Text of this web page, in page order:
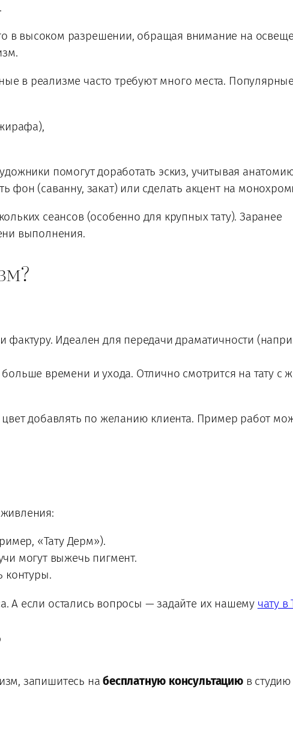
в высоком разрешении, обращая внимание на
в реализме часто требуют много места.
помогут доработать эскиз, учитывая
(саванну, закат) или сделать акцент на
сеансов (особенно для крупных тату). Заранее
выполнения.
фактуру. Идеален для передачи драматичности
времени и ухода. Отлично смотрится на тату
добавлять по желанию клиента. Пример работ
«Тату Дерм»).
могут выжечь пигмент.
контуры.
А если остались вопросы — задайте их нашему чату в
запишитесь набесплатную консультациюв студию